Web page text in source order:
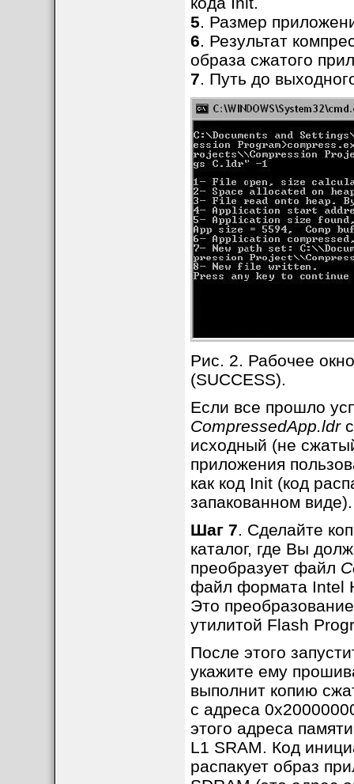
5. Размер
6. Результат
образа сжатого
7. Путь до
Рис. 2. Рабочее
(SUCCESS).
Если все прошло
CompressedApp.ldr
исходный (не
приложения
как код Init (код
запакованном виде).
Шаг 7. Сделайте
каталог, где Вы
преобразует файл
файл формата Intel
Это
утилитой Flash
После этого
укажите ему
выполнит копию
с адреса
этого адреса
L1 SRAM. Код
распакует образ